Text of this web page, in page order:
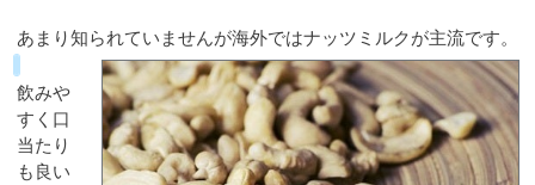
あまり知られていませんが海外ではナッツミルクが主流です。
飲みや
すく口
当たり
も良い